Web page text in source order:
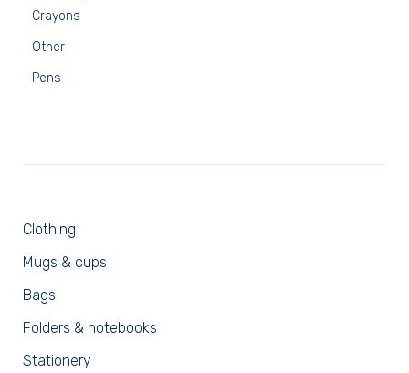
Crayons
Other
Pens
Clothing
Mugs & cups
Bags
Folders & notebooks
Stationery